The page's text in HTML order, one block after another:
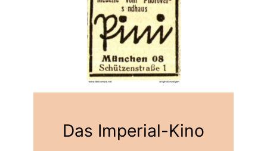
Das Imperial-Kino